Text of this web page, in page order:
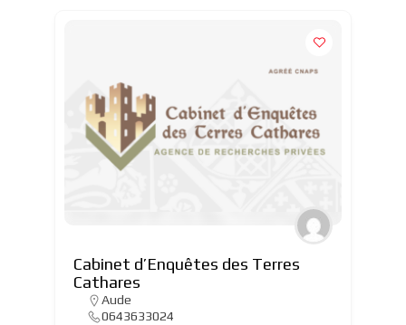
Cabinet d’Enquêtes des Terres
Cathares
Aude
0643633024